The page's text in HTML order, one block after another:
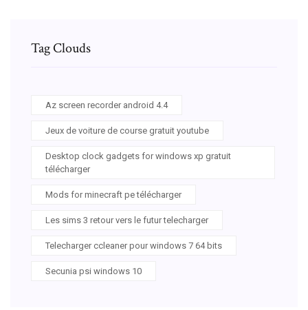
Tag Clouds
Az screen recorder android 4.4
Jeux de voiture de course gratuit youtube
Desktop clock gadgets for windows xp gratuit
télécharger
Mods for minecraft pe télécharger
Les sims 3 retour vers le futur telecharger
Telecharger ccleaner pour windows 7 64 bits
Secunia psi windows 10